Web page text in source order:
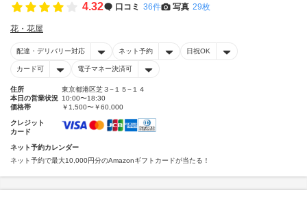
4.32 口コミ 36件 写真 29枚
花・花屋
配達・デリバリー対応 ネット予約 日祝OK
カード可 電子マネー決済可
住所
東京都港区芝３−１５−１４
本日の営業状況 10:00〜18:30
価格帯
￥1,500〜￥60,000
クレジット
カード
ネット予約カレンダー
ネット予約で最大10,000円分のAmazonギフトカードが当たる！